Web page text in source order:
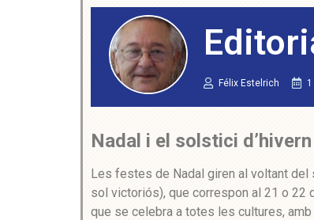
Félix Estelrich
Nadal i el solstici
Les festes de Nadal giren al voltant del
sol victoriós), que correspon al 21 o 22
que se celebra a totes les cultures,